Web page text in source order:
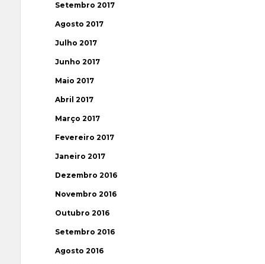
Setembro 2017
Agosto 2017
Julho 2017
Junho 2017
Maio 2017
Abril 2017
Março 2017
Fevereiro 2017
Janeiro 2017
Dezembro 2016
Novembro 2016
Outubro 2016
Setembro 2016
Agosto 2016